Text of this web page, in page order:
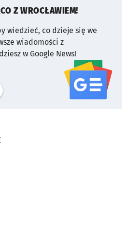
Z WROCŁAWIEM!
wiedzieć, co dzieje się we
wiadomości z
w Google News!
serwisu